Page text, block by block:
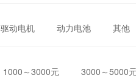
驱动电机 动力电池 其他
1000～3000元 3000～5000